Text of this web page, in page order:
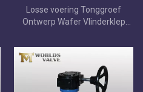
Losse voering Tonggroef
Ontwerp Wafer Vlinderklep